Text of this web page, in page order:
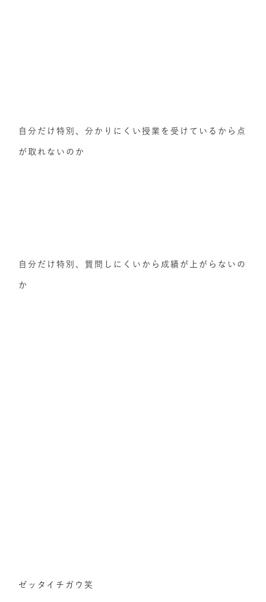
自分だけ特別、分かりにくい授業を受けているから点
が取れないのか
自分だけ特別、質問しにくいから成績が上がらないの
か
ゼッタイチガウ笑